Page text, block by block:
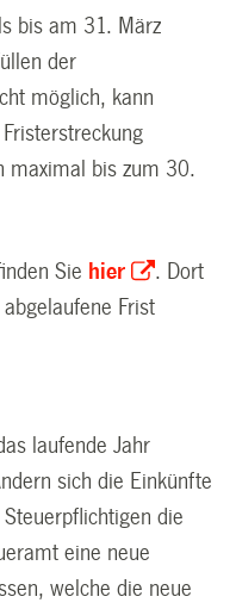
bis am 31. März
der
möglich, kann
maximal bis zum 30.
Sie hier
. Dort
Frist
laufende Jahr
sich die Einkünfte
die
eine neue
welche die neue